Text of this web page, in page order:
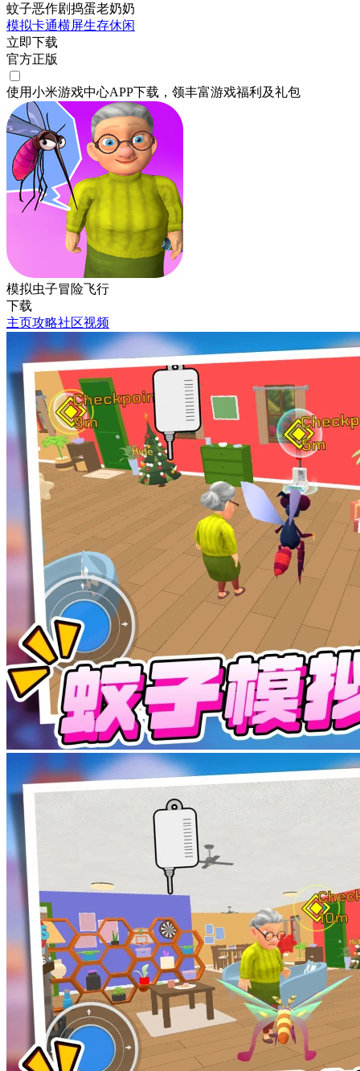
蚊子恶作剧捣蛋老奶奶
模拟卡通横屏生存休闲
立即下载
官方正版
使用小米游戏中心APP下载 ，领丰富游戏福利 及礼包
模拟虫子冒险飞行
下载
主页攻略社区视频